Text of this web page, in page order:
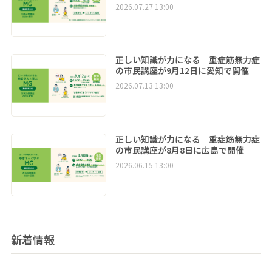
2026.07.27 13:00
正しい知識が力になる 重症筋無力症
の市民講座が9月12日に愛知で開催
2026.07.13 13:00
正しい知識が力になる 重症筋無力症
の市民講座が8月8日に広島で開催
2026.06.15 13:00
新着情報